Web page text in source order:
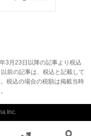
3月23日以降の記事より税込
前の記事は、税込と記載して
税込の場合の税額は掲載当時
Inc.